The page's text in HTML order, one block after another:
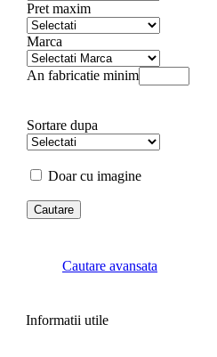
Pret maxim
Marca
An fabricatie minim
Sortare dupa
Doar cu imagine
Cautare avansata
Informatii utile